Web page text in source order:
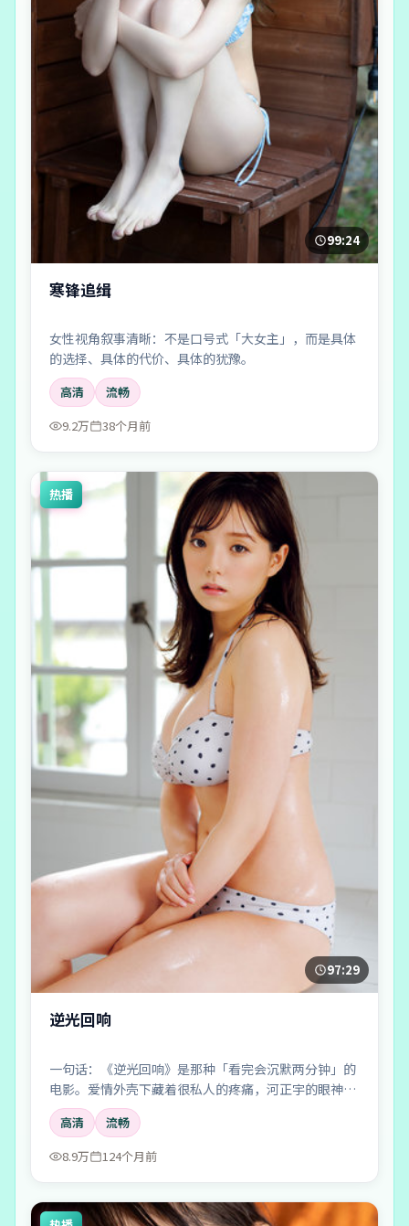
99:24
寒锋追缉
女性视角叙事清晰：不是口号式「大女主」，而是具体
的选择、具体的代价、具体的犹豫。
高清
流畅
9.2万
38个月前
热播
97:29
逆光回响
一句话：《逆光回响》是那种「看完会沉默两分钟」的
电影。爱情外壳下藏着很私人的疼痛，河正宇的眼神戏
尤其要命。
高清
流畅
8.9万
124个月前